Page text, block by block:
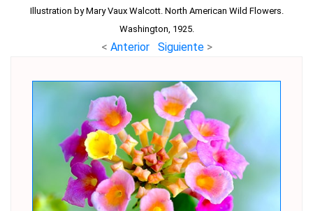
Illustration by Mary Vaux Walcott. North American Wild Flowers.
Washington, 1925.
< Anterior Siguiente >